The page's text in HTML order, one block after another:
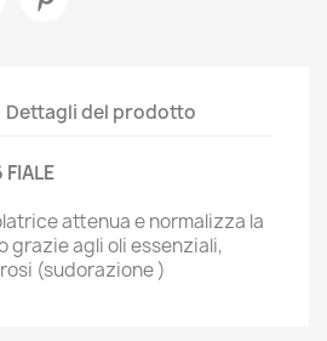
Dettagli del prodotto
FIALE
attenua e normalizza la
grazie agli oli essenziali,
(sudorazione )